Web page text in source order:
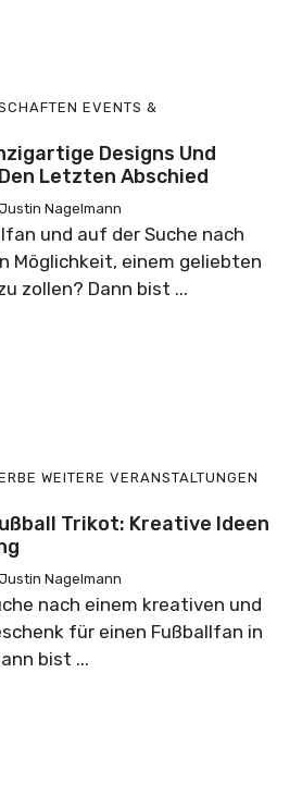
EVENTS &
Designs Und
Letzten Abschied
Justin Nagelmann
und auf der Suche nach
Möglichkeit, einem geliebten
zollen? Dann bist ...
WEITERE VERANSTALTUNGEN
Trikot: Kreative Ideen
Justin Nagelmann
nach einem kreativen und
für einen Fußballfan in
bist ...